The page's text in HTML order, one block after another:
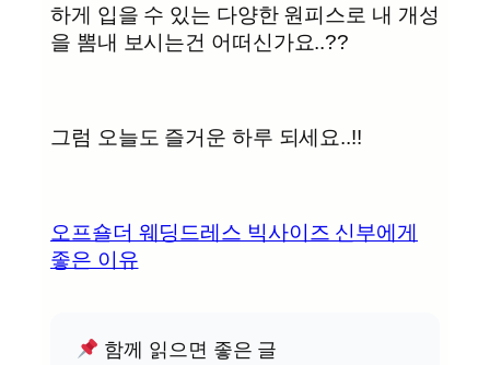
하게 입을 수 있는 다양한 원피스로 내 개성
을 뽐내 보시는건 어떠신가요..??
그럼 오늘도 즐거운 하루 되세요..!!
오프숄더 웨딩드레스 빅사이즈 신부에게
좋은 이유
함께 읽으면 좋은 글